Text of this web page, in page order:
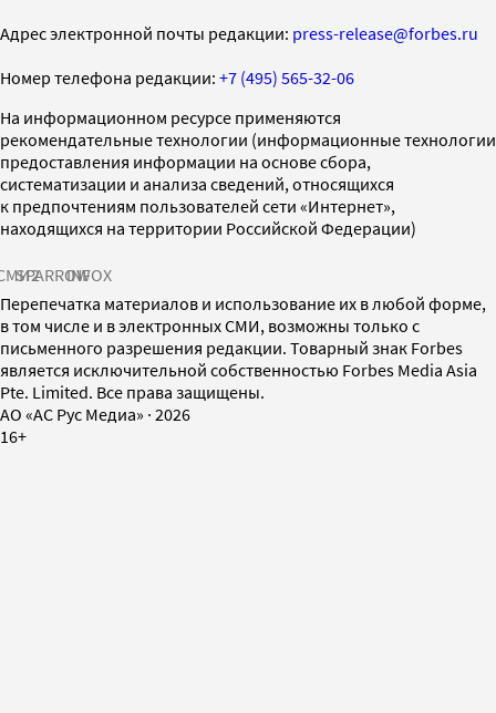
Адрес электронной почты редакции: press-release@forbes.ru
Номер телефона редакции: +7 (495) 565-32-06
На информационном ресурсе применяются
рекомендательные технологии (информационные технологии
предоставления информации на основе сбора,
систематизации и анализа сведений, относящихся
к предпочтениям пользователей сети «Интернет»,
находящихся на территории Российской Федерации)
SPARROWINFOX
Перепечатка материалов и использование их в любой форме,
в том числе и в электронных СМИ, возможны только с
письменного разрешения редакции. Товарный знак Forbes
является исключительной собственностью Forbes Media Asia
Pte. Limited. Все права защищены.
AO «АС Рус Медиа» · 2026
16+